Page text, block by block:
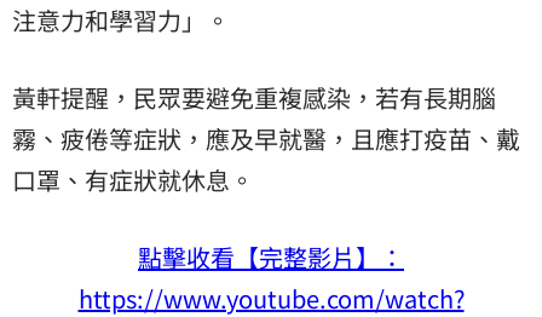
注意力和學習力」。
黃軒提醒，民眾要避免重複感染，若有長期腦
霧、疲倦等症狀，應及早就醫，且應打疫苗、戴
口罩、有症狀就休息。
點擊收看【完整影片】：
https://www.youtube.com/watch?